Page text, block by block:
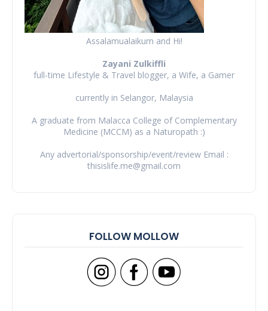
Assalamualaikum and Hi!
Zayani Zulkiffli
full-time Lifestyle & Travel blogger, a Wife, a Gamer
currently in Selangor, Malaysia
A graduate from Malacca College of Complementary
Medicine (MCCM) as a Naturopath :)
Any advertorial/sponsorship/event/review Email :
thisislife.me@gmail.com
FOLLOW MOLLOW